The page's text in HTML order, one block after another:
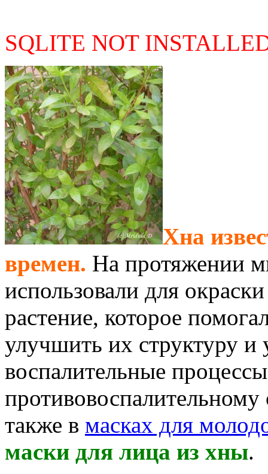
SQLITE NOT
Хна
времен. На протяжении
использовали для
растение, которое
улучшить их структуру и
воспалительные
также в масках для
маски для лица из хны.